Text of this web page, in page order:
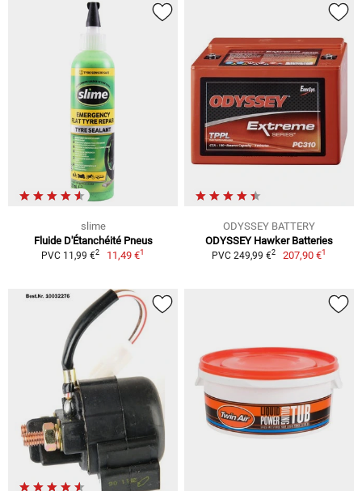
slime
Fluide D'Étanchéité Pneus
PVC 11,99 €2 11,49 €1
ODYSSEY BATTERY
ODYSSEY Hawker Batteries
PVC 249,99 €2 207,90 €1